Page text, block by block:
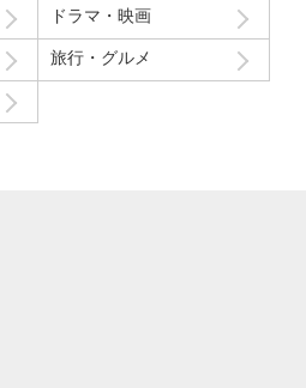
ドラマ・映画
旅行・グルメ